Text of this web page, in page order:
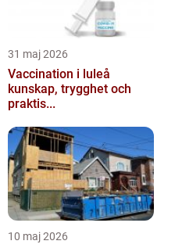
31 maj 2026
Vaccination i luleå
kunskap, trygghet och
praktis...
10 maj 2026